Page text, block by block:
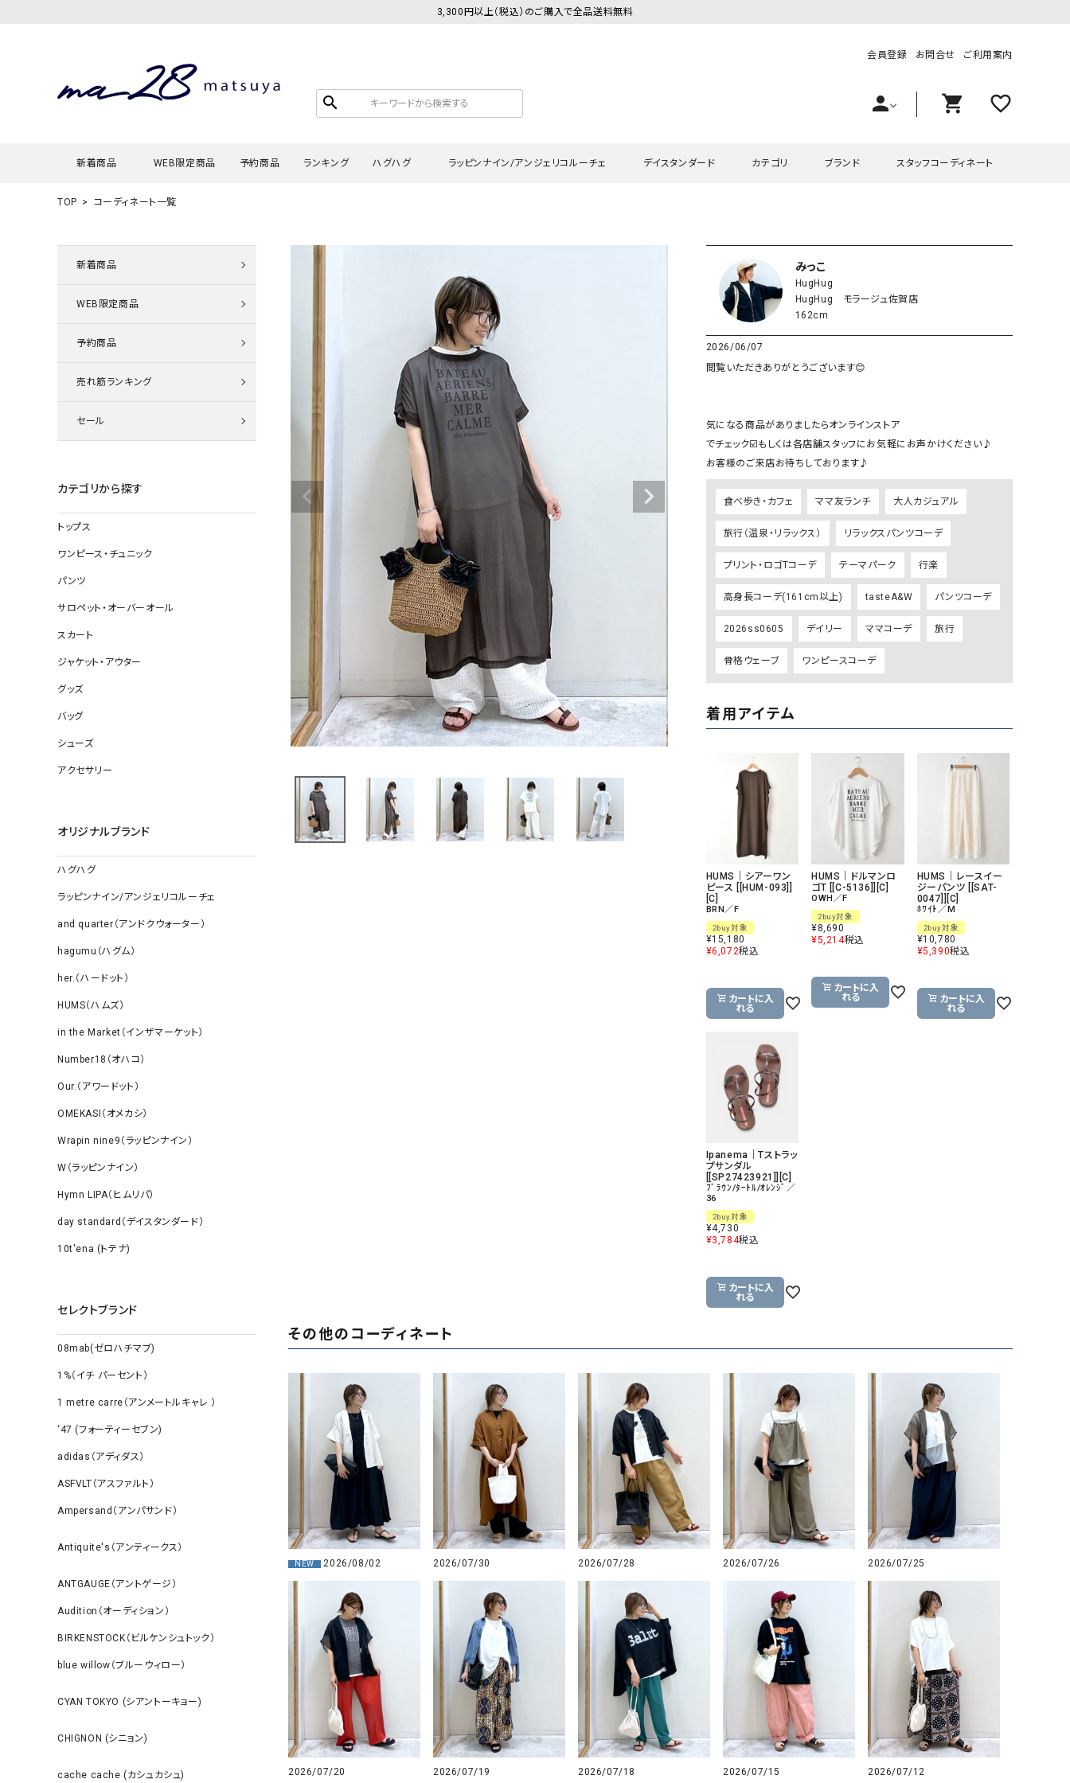
3,300円以上（税込）のご購入で全品送料無料
search
会員登録 お問合せ ご利用案内
person shopping_cart favorite_outline
新着商品 WEB限定商品 予約商品 ランキング ハグハグ
タンクトップ・キャミソール
スウェット・パーカー
その他のパンツ ロング・マキシ丈
その他スカート
帽子
ソックス
その他雑貨
ラッピンナイン/アンジェリコルーチェ
タンクトップ・キャミソール
デニムパンツ
その他のパンツ
ジャケット
コート
その他アウター
デイスタンダード
チュニック
その他スカート
すべて見る
ソックス・その他雑貨
カテゴリ
ワンピース・チュニック
サロペット・オーバーオール
スカート
ジャケット・アウター
ワンピース・チュニック
サロペット・オーバーオール
ジャケット・アウター
ブランド
ラッピンナイン/アンジェリコルーチェ
hagumu（ハグム）
her.（ハードット）
and quarter（アンドクウォーター） HUMS（ハムズ）
Our.（アワードット）
08mab(ゼロハチマブ) Johnbull（ジョンブル）
1%（イチ パーセント） LAOCOONTE（ラオコンテ）
120%lino（ワンハンドレッドトゥエンティ
ーパーセントリノ）
le camouflage tribe（ル
adidas（アディダス） Lallia Mu（ラリア ムー）
ASFVLT（アスファルト）
Ampersand（アンパサンド） MICALLE MICALLE（ミカ
Antiquite's（アンティークス）
リー）
Audition（オーディション）
ORDINARY FITS（オーディ
ツ）
blue willow（ブルーウィロー）
blue willow（ブルーウィロー） prit（プリット）
CUBE SUGAR（キューブシュガー） PUMA（プーマ）
CONVERSE ALL STAR（コンバースオー
ルスター）
Risley（リズレー）
Champion（チャンピオン）
DENIM DUNGAREE（デニムダンガリー） SO（エスオー）
EVOL（イーボル）
SCOTCH&SODA（スコッ
ダ）
FLAVOR TEE（フレーバーティー）
GO TO HOLLYWOOD（ゴートゥーハリウ
ッド）
GOOD SPEED（グッドスピード）
GAIMO（ガイモ）
Gives a sense of fullment
ICHI（イチ）
ILIMA（イリマ）
スタッフコーディネート
TOP コーディネート一覧
新着商品
WEB限定商品
予約商品
売れ筋ランキング
セール
カテゴリから探す
トップス
ワンピース・チュニック
パンツ
サロペット・オーバーオール
スカート
ジャケット・アウター
グッズ
バッグ
シューズ
アクセサリー
オリジナルブランド
ハグハグ
ラッピンナイン/アンジェリコルーチェ
and quarter（アンドクウォーター）
hagumu（ハグム）
her.（ハードット）
HUMS（ハムズ）
in the Market（インザマーケット）
Number18（オハコ）
Our.（アワードット）
OMEKASI（オメカシ）
Wrapin nine9（ラッピンナイン）
W（ラッピンナイン）
Hymn LIPA（ヒムリパ）
day standard（デイスタンダード）
10t'ena (トテナ)
セレクトブランド
08mab(ゼロハチマブ)
1%（イチ パーセント）
1 metre carre（アンメートルキャレ ）
‘47 (フォーティーセブン)
adidas（アディダス）
ASFVLT（アスファルト）
Ampersand（アンパサンド）
Antiquite's（アンティークス）
ANTGAUGE（アントゲージ）
Audition（オーディション）
BIRKENSTOCK（ビルケンシュトック）
blue willow（ブルーウィロー）
CYAN TOKYO (シアントーキョー)
CHIGNON (シニョン)
cache cache (カシュカシュ)
みっこ
HugHug
HugHug モラージュ佐賀店
162cm
2026/06/07
閲覧いただきありがとうございます😊
気になる商品がありましたらオンラインストア
でチェック☑️もしくは各店舗スタッフにお気軽にお声かけください♪
お客様のご来店お待ちしております♪
食べ歩き・カフェ ママ友ランチ 大人カジュアル
旅行（温泉・リラックス） リラックスパンツコーデ
プリント・ロゴTコーデ テーマパーク 行楽
高身長コーデ(161cm以上) tasteA&W パンツコーデ
2026ss0605 デイリー ママコーデ 旅行
骨格ウェーブ ワンピースコーデ
着用アイテム
HUMS｜シアーワン
ピース [[HUM-093]]
[C]
BRN／F
2buy対象
¥15,180
¥6,072税込
カートに入
れる
HUMS｜ドルマンロ
ゴT [[C-5136]][C]
OWH／F
2buy対象
¥8,690
¥5,214税込
カートに入
れる
HUMS｜レースイー
ジーパンツ [[SAT-
0047]][C]
ﾎﾜｲﾄ／M
2buy対象
¥10,780
¥5,390税込
カートに入
れる
Ipanema｜Tストラッ
プサンダル
[[SP27423921]][C]
ﾌﾞﾗｳﾝ/ﾀｰﾄﾙ/ｵﾚﾝｼﾞ／
36
2buy対象
¥4,730
¥3,784税込
カートに入
れる
その他のコーディネート
NEW 2026/08/02 2026/07/30 2026/07/28 2026/07/26 2026/07/25
2026/07/20 2026/07/19 2026/07/18 2026/07/15 2026/07/12